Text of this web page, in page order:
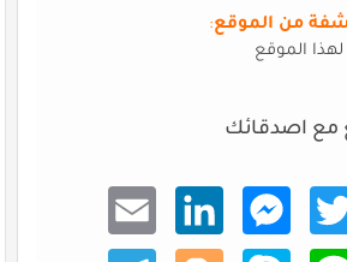
من الموقع:
الموقع
مع اصدقائك
Mess
enger
Linke
dIn
Email